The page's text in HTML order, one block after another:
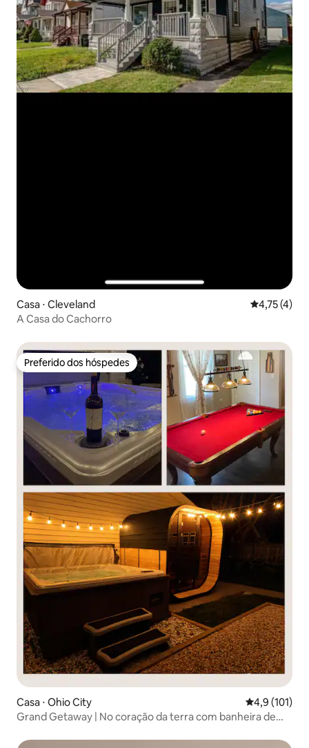
Casa ⋅ Cleveland 4,75 de
4,75 (4)
A Casa do Cachorro
Preferido dos hóspedes
Preferido dos hóspedes
Casa ⋅ Ohio City 4,9 de uma
4,9 (101)
Grand Getaway | No coração da terra com banheira de